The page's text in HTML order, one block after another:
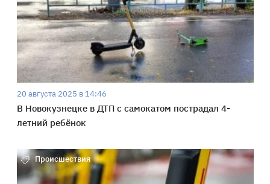
20 августа 2025 в 14:46
В Новокузнецке в ДТП с самокатом пострадал 4-
летний ребёнок
Происшествия